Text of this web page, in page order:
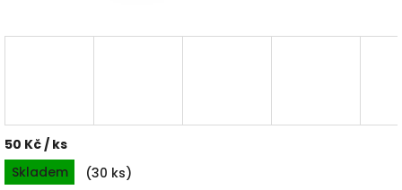
50 Kč / ks
Měrná
cena:
Skladem (30 ks)